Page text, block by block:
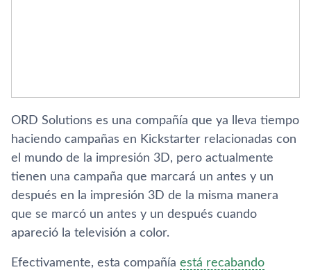
ORD Solutions es una compañí­a que ya lleva tiempo
haciendo campañas en Kickstarter relacionadas con
el mundo de la impresión 3D, pero actualmente
tienen una campaña que marcará un antes y un
después en la impresión 3D de la misma manera
que se marcó un antes y un después cuando
apareció la televisión a color.
Efectivamente, esta compañí­a está recabando